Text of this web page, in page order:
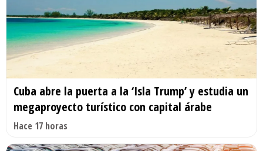
Cuba abre la puerta a la ‘Isla Trump’ y estudia un
megaproyecto turístico con capital árabe
Hace 17 horas